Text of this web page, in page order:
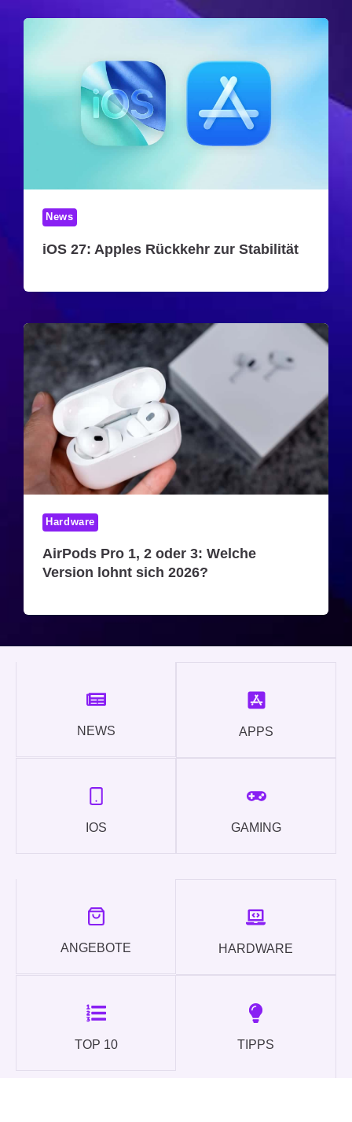
News
iOS 27: Apples Rückkehr zur Stabilität
Hardware
AirPods Pro 1, 2 oder 3: Welche
Version lohnt sich 2026?
NEWS APPS
IOS GAMING
ANGEBOTE HARDWARE
TOP 10 TIPPS